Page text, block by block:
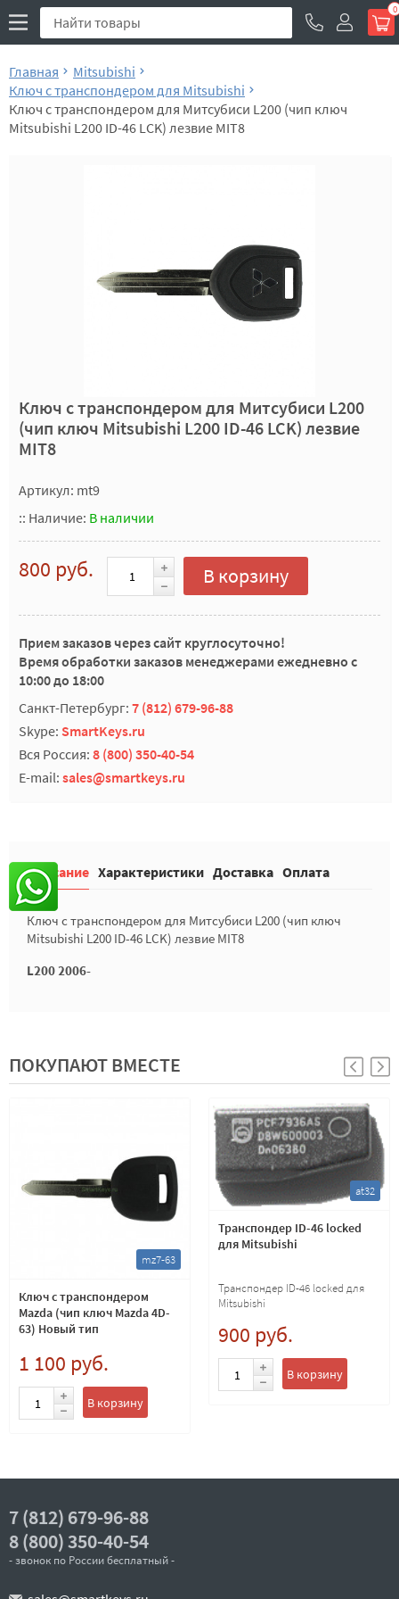
0
Главная
Mitsubishi
Ключ с транспондером для Mitsubishi
Ключ с транспондером для Митсубиси L200 (чип ключ
Mitsubishi L200 ID-46 LCK) лезвие MIT8
Ключ с транспондером для Митсубиси L200
(чип ключ Mitsubishi L200 ID-46 LCK) лезвие
MIT8
Артикул: mt9
:: Наличие: В наличии
800 руб. В корзину
Прием заказов через сайт круглосуточно!
Время обработки заказов менеджерами ежедневно с
10:00 до 18:00
Санкт-Петербург: 7 (812) 679-96-88
Skype: SmartKeys.ru
Вся Россия: 8 (800) 350-40-54
E-mail: sales@smartkeys.ru
Описание Характеристики Доставка Оплата
Ключ с транспондером для Митсубиси L200 (чип ключ
Mitsubishi L200 ID-46 LCK) лезвие MIT8
L200 2006-
ПОКУПАЮТ ВМЕСТЕ
mz7-63
Ключ с транспондером
Mazda (чип ключ Mazda 4D-
63) Новый тип
1 100 руб.
В корзину
at32
Транспондер ID-46 locked
для Mitsubishi
Транспондер ID-46 locked для
Mitsubishi
900 руб.
В корзину
7 (812) 679-96-88
8 (800) 350-40-54
- звонок по России бесплатный -